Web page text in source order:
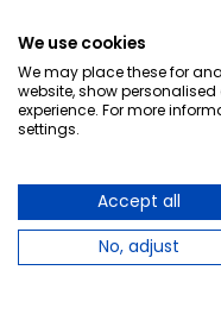
We use cookies
We may place these for
website, show
experience. For more
settings.
Accept all
No, adjust